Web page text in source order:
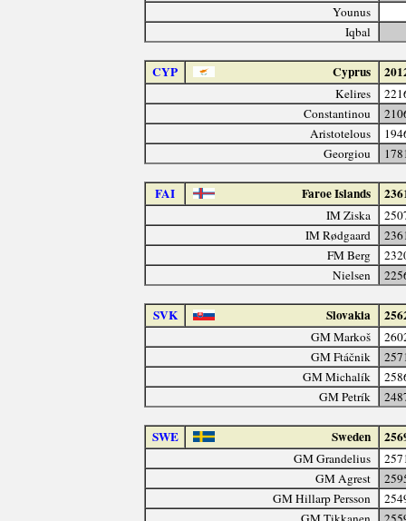
Younus
Iqbal
CYP Cyprus
Kelires
Constantinou
Aristotelous
Georgiou
FAI Faroe Islands
IM Ziska
IM Rødgaard
FM Berg
Nielsen
SVK Slovakia
GM Markoš
GM Ftáčnik
GM Michalík
GM Petrík
SWE Sweden
GM Grandelius
GM Agrest
GM Hillarp Persson